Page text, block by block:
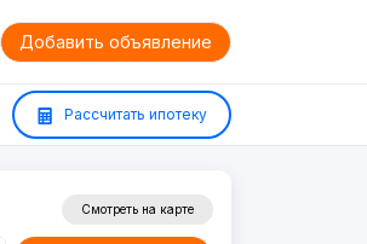
Добавить объявление
Рассчитать ипотеку
Смотреть на карте